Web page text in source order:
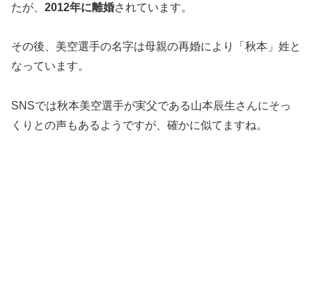
たが、 2012年に離婚されています。
その後、美空選手の名字は母親の再婚により「秋本」姓と
なっています。
SNSでは秋本美空選手が実父である山本辰生さんにそっ
くりとの声もあるようですが、確かに似てますね。